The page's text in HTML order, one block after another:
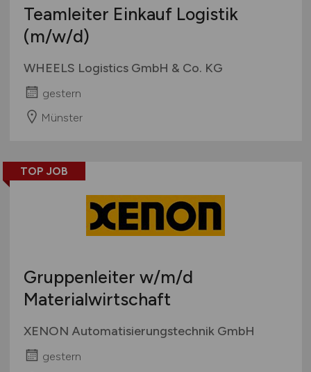
Teamleiter Einkauf Logistik
(m/w/d)
WHEELS Logistics GmbH & Co. KG
gestern
Münster
TOP JOB
Gruppenleiter w/m/d
Materialwirtschaft
XENON Automatisierungstechnik GmbH
gestern